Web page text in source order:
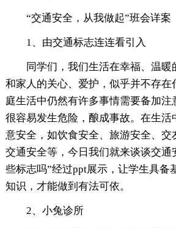
“交通安全，从我做起”班会详案
1、由交通标志连连看引入
同学们，我们生活在幸福、温
和家人的关心、爱护，似乎并不存在
庭生活中仍然有许多事情需要备加注
很容易发生危险，酿成事故。在生活
意安全，如饮食安全、旅游安全、交
交通安全等，今日我们就来谈谈交通
些标志吗”经过ppt展示，让学生具备
知识，才能做到有法可依。
2、小兔诊所